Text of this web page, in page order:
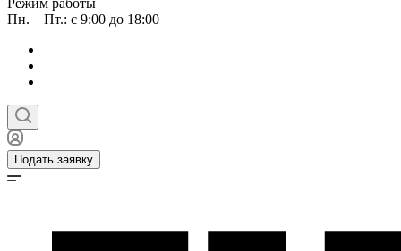
Режим работы
Пн. – Пт.: с 9:00 до 18:00
Подать заявку